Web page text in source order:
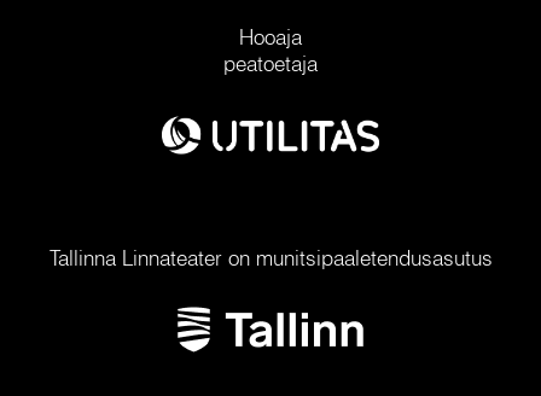
Hooaja
peatoetaja
Tallinna Linnateater on munitsipaaletendusasutus